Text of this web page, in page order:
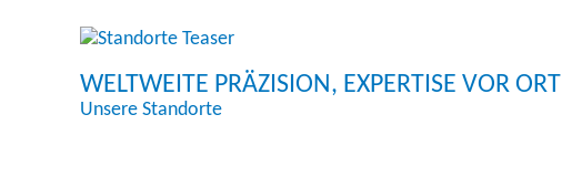
WELTWEITE PRÄZISION, EXPERTISE VOR ORT
Unsere Standorte